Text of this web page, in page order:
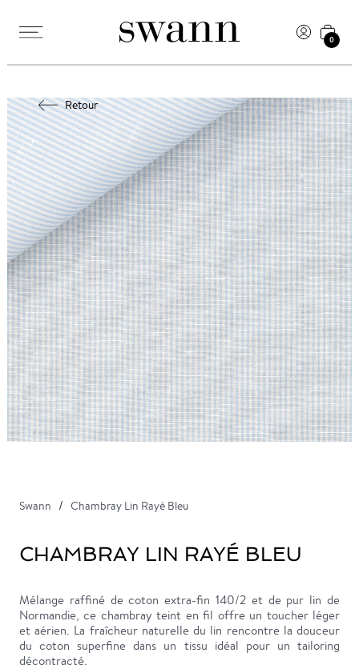
0
Retour
Swann Chambray Lin Rayé Bleu
CHAMBRAY LIN RAYÉ BLEU
Mélange raffiné de coton extra-fin 140/2 et de pur lin de
Normandie, ce chambray teint en fil offre un toucher léger
et aérien. La fraîcheur naturelle du lin rencontre la douceur
du coton superfine dans un tissu idéal pour un tailoring
décontracté.